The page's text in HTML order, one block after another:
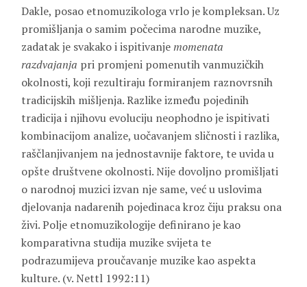
Dakle, posao etnomuzikologa vrlo je kompleksan. Uz
promišljanja o samim počecima narodne muzike,
zadatak je svakako i ispitivanjemomenata
razdvajanja pri promjeni pomenutih vanmuzičkih
okolnosti, koji rezultiraju formiranjem raznovrsnih
tradicijskih mišljenja. Razlike između pojedinih
tradicija i njihovu evoluciju neophodno je ispitivati
kombinacijom analize, uočavanjem sličnosti i razlika,
raščlanjivanjem na jednostavnije faktore, te uvida u
opšte društvene okolnosti. Nije dovoljno promišljati
o narodnoj muzici izvan nje same, već u uslovima
djelovanja nadarenih pojedinaca kroz čiju praksu ona
živi. Polje etnomuzikologije definirano je kao
komparativna studija muzike svijeta te
podrazumijeva proučavanje muzike kao aspekta
kulture. (v. Nettl 1992:11)